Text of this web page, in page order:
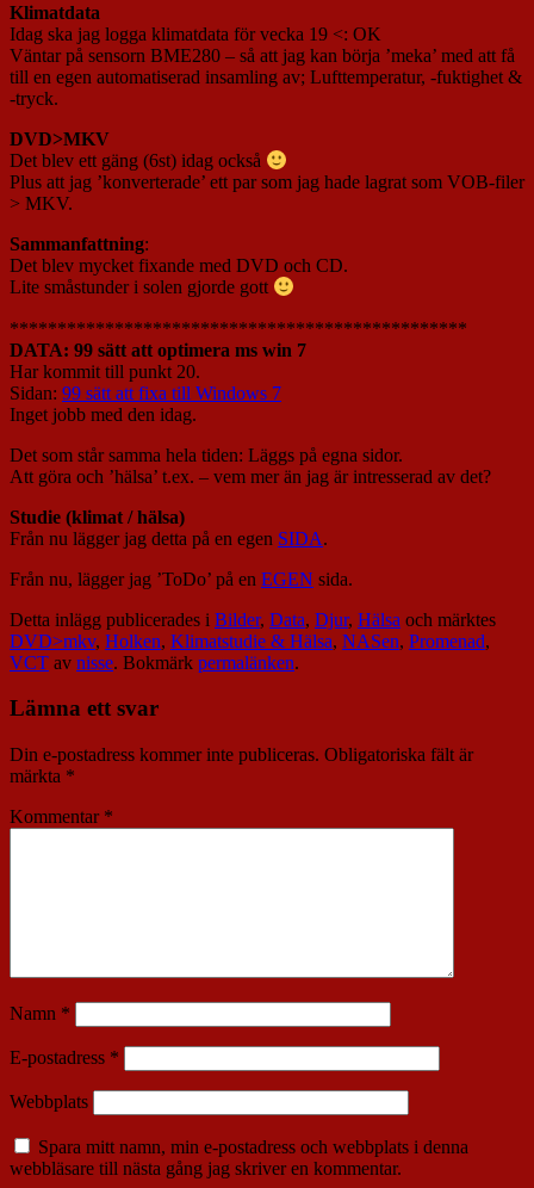
Klimatdata
Idag ska jag logga klimatdata för vecka 19 <: OK
Väntar på sensorn BME280 – så att jag kan börja ’meka’ med att få
till en egen automatiserad insamling av; Lufttemperatur, -fuktighet &
-tryck.
DVD>MKV
Det blev ett gäng (6st) idag också
Plus att jag ’konverterade’ ett par som jag hade lagrat som VOB-filer
> MKV.
Sammanfattning:
Det blev mycket fixande med DVD och CD.
Lite småstunder i solen gjorde gott
************************************************
DATA: 99 sätt att optimera ms win 7
Har kommit till punkt 20.
Sidan: 99 sätt att fixa till Windows 7
Inget jobb med den idag.
Det som står samma hela tiden: Läggs på egna sidor.
Att göra och ’hälsa’ t.ex. – vem mer än jag är intresserad av det?
Studie (klimat / hälsa)
Från nu lägger jag detta på en egen SIDA.
Från nu, lägger jag ’ToDo’ på en EGEN sida.
Detta inlägg publicerades i Bilder, Data, Djur, Hälsa och märktes
DVD>mkv, Holken, Klimatstudie & Hälsa, NASen, Promenad,
VCT av nisse. Bokmärk permalänken.
Lämna ett svar
Din e-postadress kommer inte publiceras. Obligatoriska fält är
märkta *
Kommentar *
Namn *
E-postadress *
Webbplats
Spara mitt namn, min e-postadress och webbplats i denna
webbläsare till nästa gång jag skriver en kommentar.